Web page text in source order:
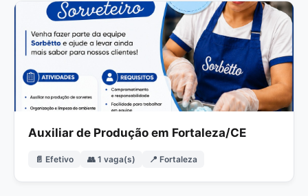
Auxiliar de Produção em Fortaleza/CE
📄 Efetivo 👥 1 vaga(s) 📍 Fortaleza